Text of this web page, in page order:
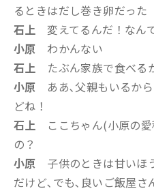
るときはだし巻き卵だった
石上 変えてるんだ！なん
小原 わかんない
石上 たぶん家族で食べる
小原 ああ､父親もいるか
どね！
石上 ここちゃん(小原の
の？
小原 子供のときは甘いほ
だけど､でも､良いご飯屋